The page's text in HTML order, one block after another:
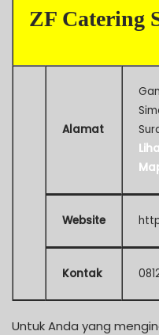
ZF Catering
Alamat
Website
Kontak
Untuk Anda yang